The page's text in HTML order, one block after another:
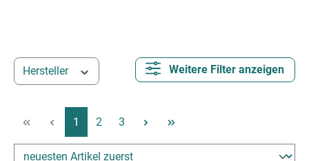
Hersteller Weitere Filter anzeigen
Seite
1 Seite
2 Seite
3